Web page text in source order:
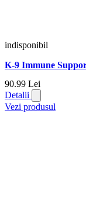
indisponibil
K-9 Immune
90.99 Lei
Detalii
Vezi produsul